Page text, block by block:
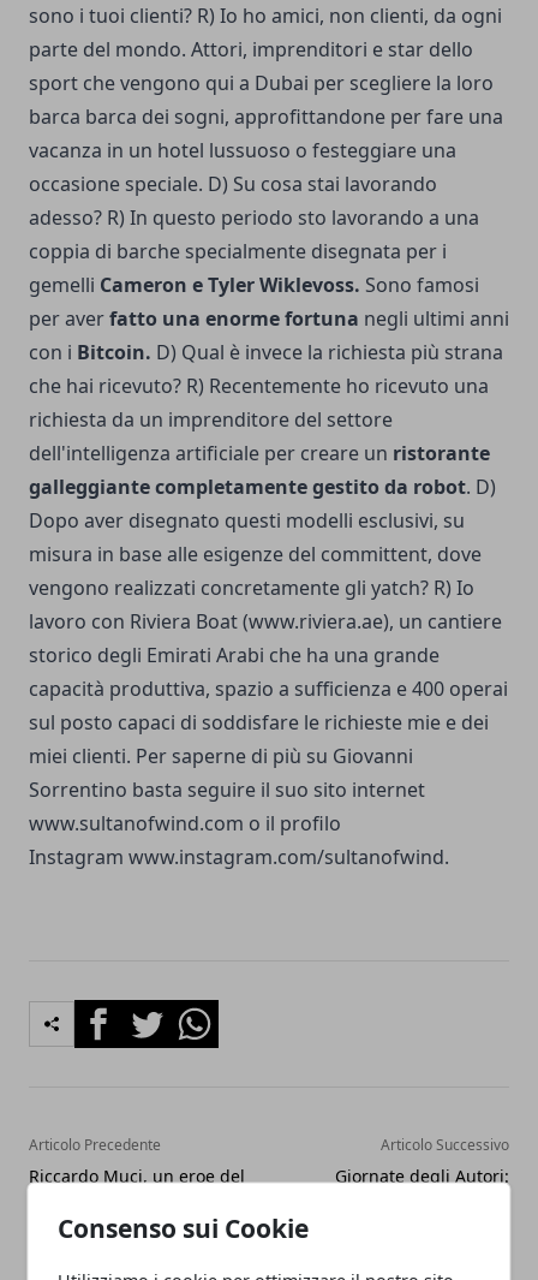
Consenso sui Cookie
sono i tuoi clienti? R) Io ho amici, non clienti, da ogni
parte del mondo. Attori, imprenditori e star dello
sport che vengono qui a Dubai per scegliere la loro
barca barca dei sogni, approfittandone per fare una
vacanza in un hotel lussuoso o festeggiare una
occasione speciale. D) Su cosa stai lavorando
adesso? R) In questo periodo sto lavorando a una
coppia di barche specialmente disegnata per i
gemelli Cameron e Tyler Wiklevoss. Sono famosi
per averfatto una enorme fortuna negli ultimi anni
con i Bitcoin. D) Qual è invece la richiesta più strana
che hai ricevuto? R) Recentemente ho ricevuto una
richiesta da un imprenditore del settore
dell'intelligenza artificiale per creare un ristorante
galleggiante completamente gestito da robot. D)
Dopo aver disegnato questi modelli esclusivi, su
misura in base alle esigenze del committent, dove
vengono realizzati concretamente gli yatch? R) Io
lavoro con Riviera Boat(www.riviera.ae), un cantiere
storico degli Emirati Arabi che ha una grande
capacità produttiva, spazio a sufficienza e 400 operai
sul posto capaci di soddisfare le richieste mie e dei
miei clienti. Per saperne di più su Giovanni
Sorrentino basta seguire il suo sito internet
www.sultanofwind.com o il profilo
Instagram www.instagram.com/sultanofwind.
FacebookTwitterWhatsapp
Articolo Precedente
Riccardo Muci, un eroe del
Articolo Successivo
Giornate degli Autori: